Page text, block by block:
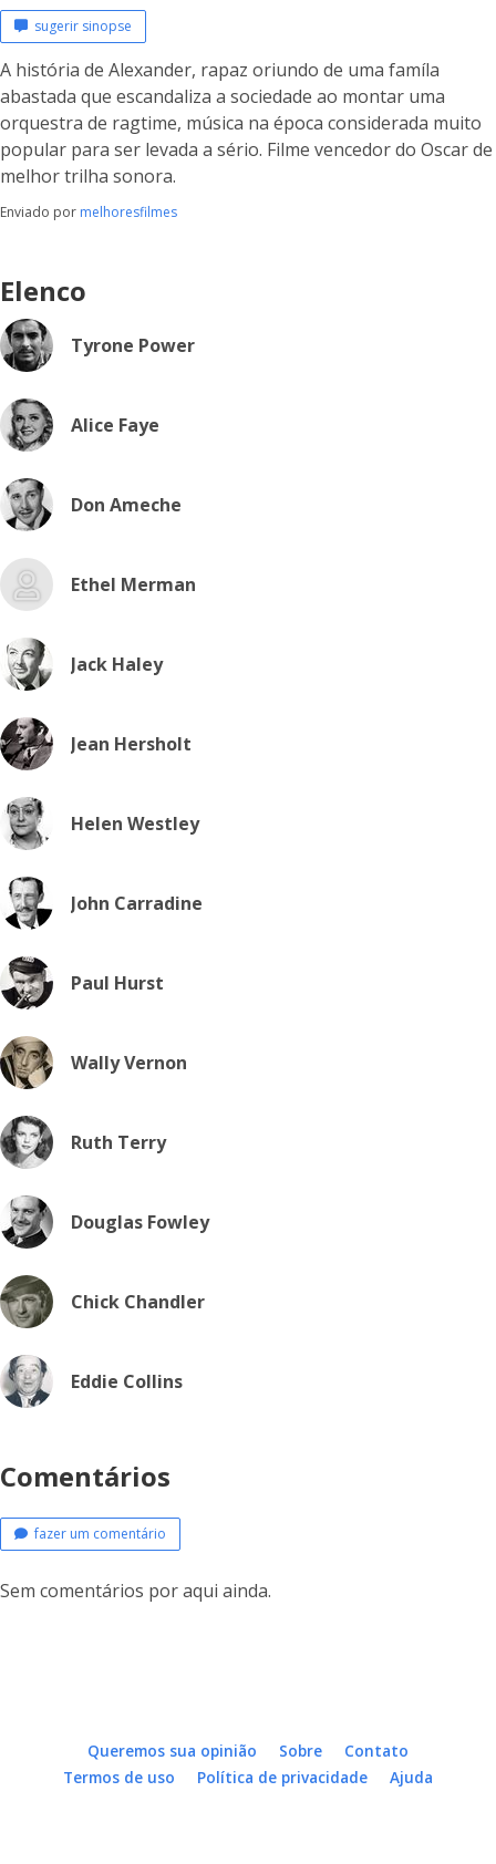
sugerir sinopse
A história de Alexander, rapaz oriundo de uma famíla
abastada que escandaliza a sociedade ao montar uma
orquestra de ragtime, música na época considerada muito
popular para ser levada a sério. Filme vencedor do Oscar de
melhor trilha sonora.
Enviado por melhoresfilmes
Elenco
Tyrone Power
Alice Faye
Don Ameche
Ethel Merman
Jack Haley
Jean Hersholt
Helen Westley
John Carradine
Paul Hurst
Wally Vernon
Ruth Terry
Douglas Fowley
Chick Chandler
Eddie Collins
Comentários
fazer um comentário
Sem comentários por aqui ainda.
Queremos sua opinião Sobre
Contato
Termos de uso
Política de privacidade Ajuda